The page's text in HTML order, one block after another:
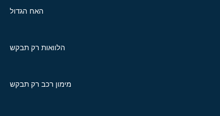
האח הגדול
הלוואות רק תבקש
מימון רכב רק תבקש